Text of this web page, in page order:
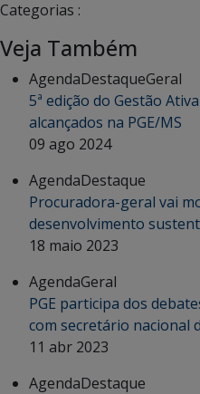
Categorias :
Veja Também
AgendaDestaqueGeral
5ª edição do Gestão
alcançados na PGE/MS
09 ago 2024
AgendaDestaque
Procuradora-geral vai
desenvolvimento
18 maio 2023
AgendaGeral
PGE participa dos
com secretário nacional
11 abr 2023
AgendaDestaque